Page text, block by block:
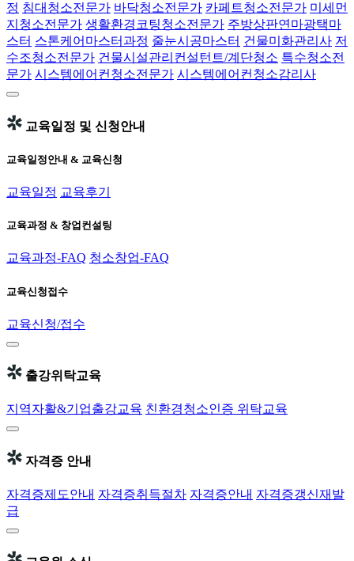
정 침대청소전문가 바닥청소전문가 카페트청소전문가 미세먼
지청소전문가 생활환경코팅청소전문가 주방상판연마광택마
스터 스톤케어마스터과정 줄눈시공마스터 건물미화관리사 저
수조청소전문가 건물시설관리컨설턴트/계단청소 특수청소전
문가 시스템에어컨청소전문가 시스템에어컨청소감리사
교육일정 및 신청안내
교육일정안내 & 교육신청
교육일정 교육후기
교육과정 & 창업컨설팅
교육과정-FAQ 청소창업-FAQ
교육신청접수
교육신청/접수
출강위탁교육
지역자활&기업출강교육 친환경청소인증 위탁교육
자격증 안내
자격증제도안내 자격증취득절차 자격증안내 자격증갱신재발
급